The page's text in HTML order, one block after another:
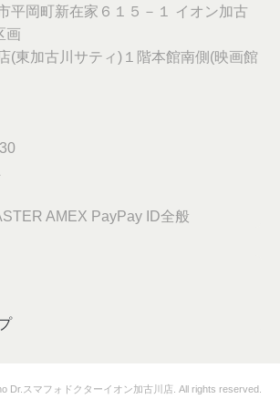
平岡町新在家６１５－１ イオン加古
画
(東加古川サティ)１階本館南側(映画館
AMEX PayPay ID全般
Dr.スマフォドクターイオン加古川店. All rights reserved.